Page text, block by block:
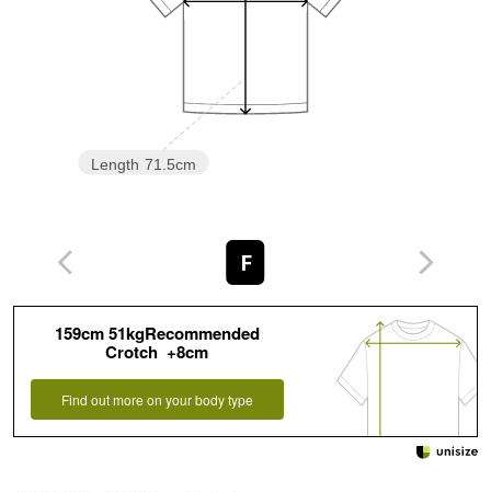
Length 71.5cm
F
159cm 51kgRecommended
Crotch +8cm
Find out more on your body type